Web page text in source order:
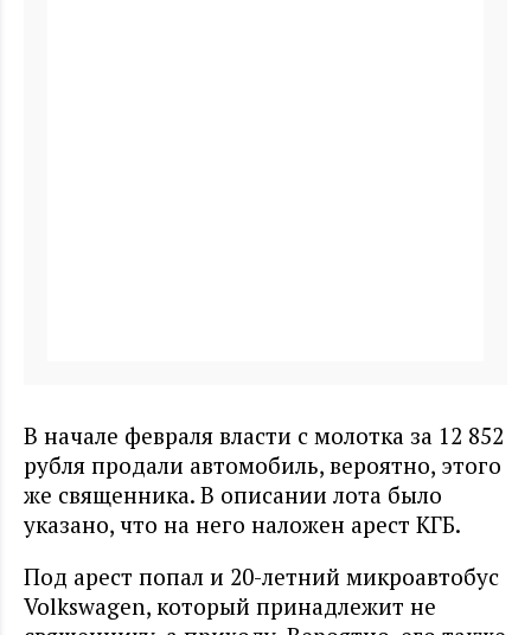
В начале февраля власти с молотка за 12 852
рубля продали автомобиль, вероятно, этого
же священника. В описании лота было
указано, что на него наложен арест КГБ.
Под арест попал и 20-летний микроавтобус
Volkswagen, который принадлежит не